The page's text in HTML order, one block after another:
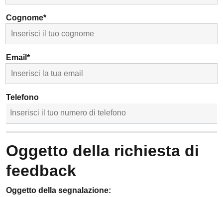
Cognome*
Email*
Telefono
Oggetto della richiesta di
feedback
Oggetto della segnalazione: